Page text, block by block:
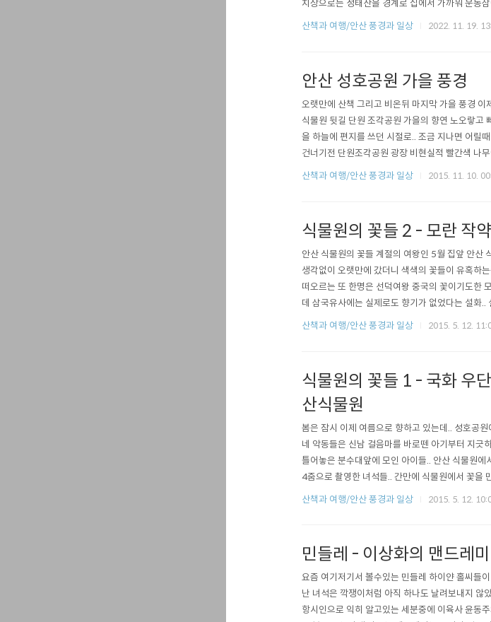
치상으로는 성태산을 경계로 집에서 가까워 운동
각날때마다 편하게 가보는 곳은 아닙니다. 십년전
산책과 여행/안산 풍경과 일상 2022. 11. 19.
안산 성호공원 가을 풍경
오랫만에 산책 그리고 비온뒤 마지막 가을 풍경
식물원 뒷길 단원 조각공원 가을의 향연 노오랗고
을 하늘에 편지를 쓰던 시절로.. 조금 지나면 어릴
건너기전 단원조각공원 광장 비현실적 빨간색 나
이 부족해 되돌아옴.. 아쉬운 산책길 십년 가까이
산책과 여행/안산 풍경과 일상 2015. 11. 10.
식물원의 꽃들 2 - 모란 작
안산 식물원의 꽃들 계절의 여왕인 5월 집앞 안산
생각없이 오랫만에 갔더니 색색의 꽃들이 유혹하
떠오르는 또 한명은 선덕여왕 중국의 꽃이기도한
데 삼국유사에는 실제로도 향기가 없었다는 설화
도 있다는... 모란은 붉은색이 가장 상품이기에 목
산책과 여행/안산 풍경과 일상 2015. 5. 12.
식물원의 꽃들 1 - 국화 우
산식물원
봄은 잠시 이제 여름으로 향하고 있는데.. 성호공
네 악동들은 신남 걸음마를 바로뗀 아기부터 지긋
틀어놓은 분수대앞에 모인 아이들.. 안산 식물원
4줌으로 촬영한 녀석들.. 간만에 식물원에서 꽃을
아래는 우단동자
산책과 여행/안산 풍경과 일상 2015. 5. 12.
민들레 - 이상화의 맨드레
요즘 여기저기서 볼수있는 민들레 하이얀 홀씨들
난 녀석은 깍쟁이처럼 아직 하나도 날려보내지
항시인으로 익히 알고있는 세분중에 이육사 윤동